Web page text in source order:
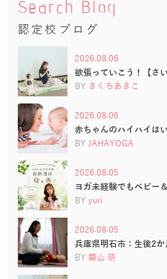
Search Blog
認定校ブログ
2026.08.06
欲張っていこう！【さ
BY きくちあきこ
2026.08.06
赤ちゃんのハイハイは
BY JAHAYOGA
2026.08.05
ヨガ未経験でもベビー
BY yuri
2026.08.05
兵庫県明石市：生後2
BY 築山 萌